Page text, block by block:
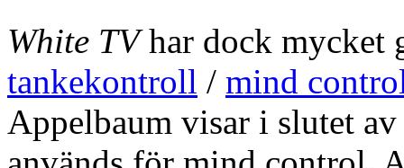
White TVhar dock mycket
tankekontroll / mind
Appelbaum visar i slutet